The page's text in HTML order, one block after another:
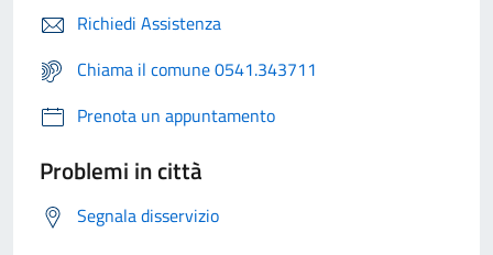
Richiedi Assistenza
Chiama il comune 0541.343711
Prenota un appuntamento
Problemi in città
Segnala disservizio